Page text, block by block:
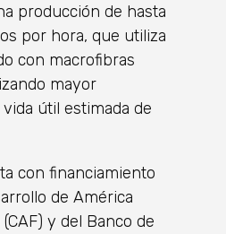
producción de hasta
por hora, que utiliza
con macrofibras
mayor
útil estimada de
con financiamiento
de América
y del Banco de